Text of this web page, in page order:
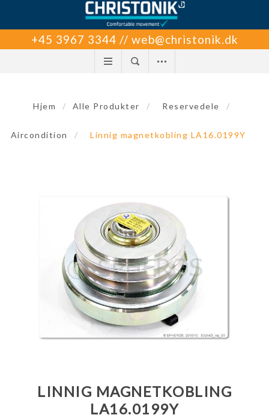
+45 3967 3344 // web@christonik.dk
Hjem / Alle Produkter / Reservedele /
Aircondition / Linnig magnetkobling LA16.0199Y
LINNIG MAGNETKOBLING
LA16.0199Y